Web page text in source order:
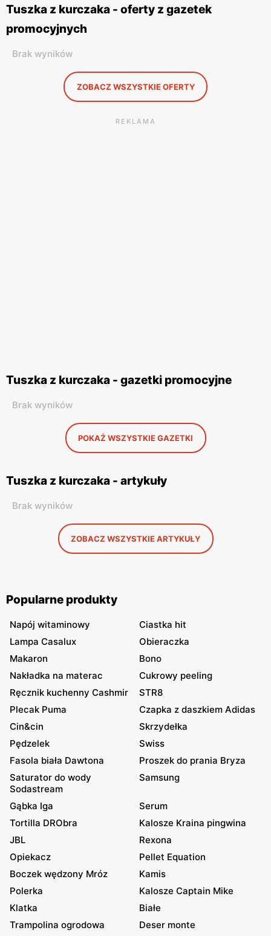
Tuszka z kurczaka - oferty z gazetek
promocyjnych
Brak wyników
ZOBACZ WSZYSTKIE OFERTY
REKLAMA
Tuszka z kurczaka - gazetki promocyjne
Brak wyników
POKAŻ WSZYSTKIE GAZETKI
Tuszka z kurczaka - artykuły
Brak wyników
ZOBACZ WSZYSTKIE ARTYKUŁY
Popularne produkty
Napój witaminowy
Ciastka hit
Lampa Casalux
Obieraczka
Makaron
Bono
Nakładka na materac
Cukrowy peeling
Ręcznik kuchenny Cashmir
STR8
Plecak Puma
Czapka z daszkiem Adidas
Cin&cin
Skrzydełka
Pędzelek
Swiss
Fasola biała Dawtona
Proszek do prania Bryza
Saturator do wody
Sodastream
Samsung
Gąbka Iga
Serum
Tortilla DRObra
Kalosze Kraina pingwina
JBL
Rexona
Opiekacz
Pellet Equation
Boczek wędzony Mróz
Kamis
Polerka
Kalosze Captain Mike
Klatka
Białe
Trampolina ogrodowa
Deser monte